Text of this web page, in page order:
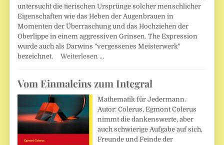
untersucht die tierischen Ursprünge solcher menschlicher
Eigenschaften wie das Heben der Augenbrauen in
Momenten der Überraschung und das Hochziehen der
Oberlippe in einem aggressiven Grinsen. The Expression
wurde auch als Darwins "vergessenes Meisterwerk"
bezeichnet.Weiterlesen …
Vom Einmaleins zum Integral
Mathematik für Jedermann.
Autor: Colerus, Egmont Colerus
nimmt die dankenswerte, aber
auch schwierige Aufgabe auf sich,
Freunde und Feinde der